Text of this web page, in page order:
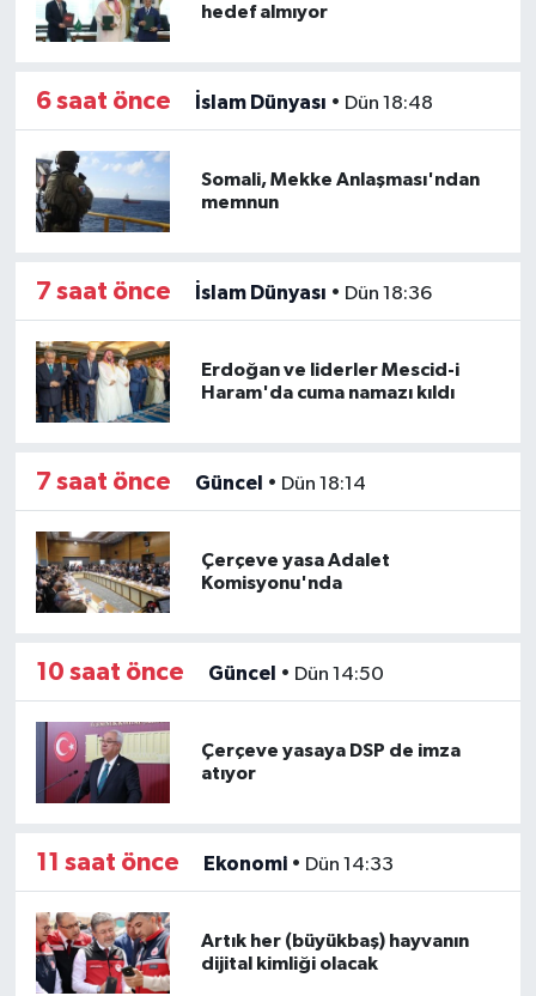
hedef almıyor
6 saat önce İslam Dünyası • Dün 18:48
Somali, Mekke Anlaşması'ndan
memnun
7 saat önce İslam Dünyası • Dün 18:36
Erdoğan ve liderler Mescid-i
Haram'da cuma namazı kıldı
7 saat önce Güncel • Dün 18:14
Çerçeve yasa Adalet
Komisyonu'nda
10 saat önce Güncel • Dün 14:50
Çerçeve yasaya DSP de imza
atıyor
11 saat önce Ekonomi• Dün 14:33
Artık her (büyükbaş) hayvanın
dijital kimliği olacak